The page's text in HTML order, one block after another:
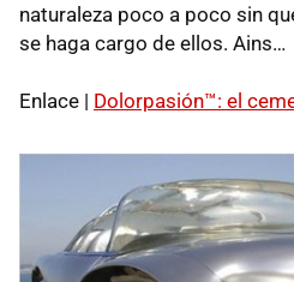
naturaleza poco a poco sin
se haga cargo de ellos. Ains…
Enlace | Dolorpasión™: el